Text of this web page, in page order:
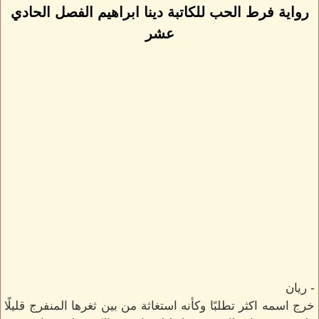
رواية فرط الحب للكاتبة دينا ابراهيم الفصل الحادي
عشر
- ريان
خرج اسمه اكثر تطلبًا وكأنه استغاثة من بين ثغرها المنفرج قليلًا